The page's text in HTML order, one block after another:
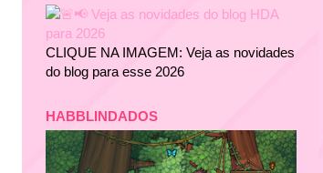
CLIQUE NA IMAGEM: Veja as novidades
do blog para esse 2026
HABBLINDADOS